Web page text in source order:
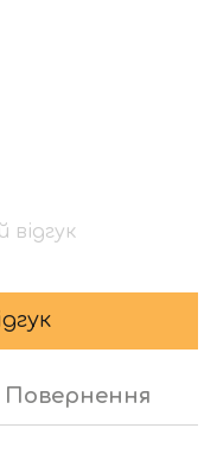
Повернення